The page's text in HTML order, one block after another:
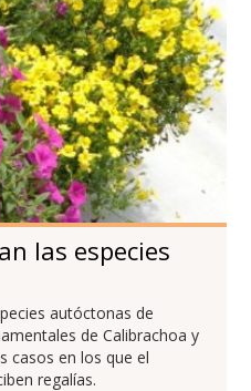
las especies
autóctonas de
de Calibrachoa y
casos en los que el
regalías.